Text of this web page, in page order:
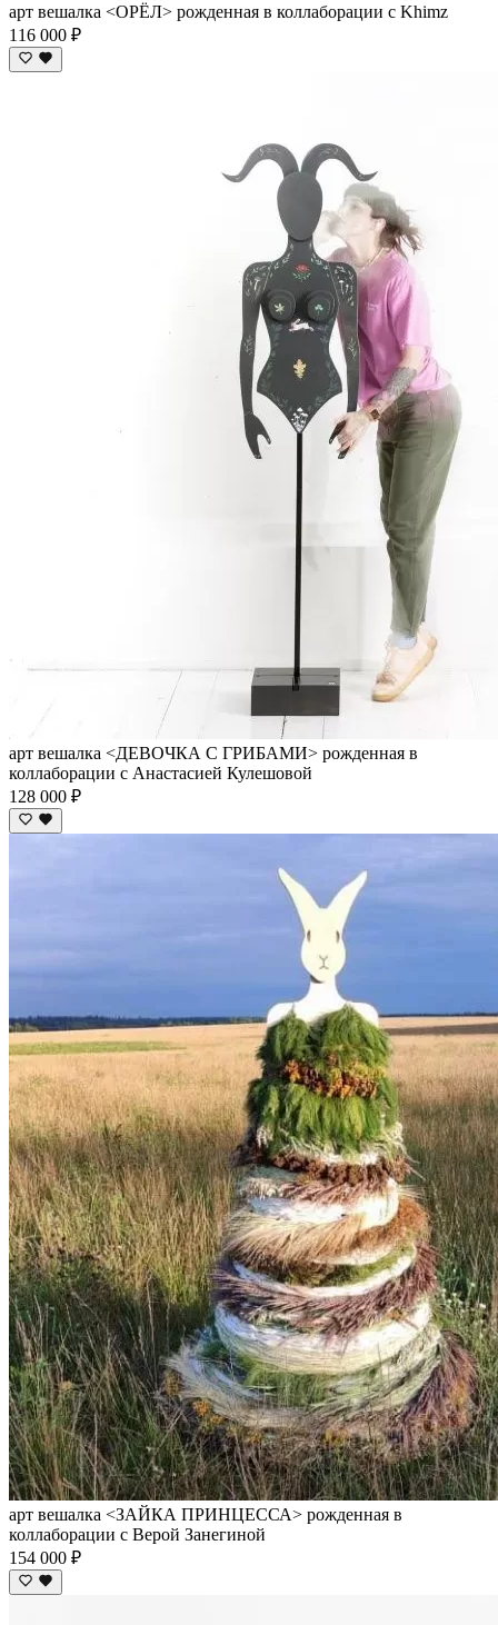
арт вешалка <ОРЁЛ> рожденная в коллаборации с Khimz
116 000 ₽
арт вешалка <ДЕВОЧКА С ГРИБАМИ> рожденная в
коллаборации с Анастасией Кулешовой
128 000 ₽
арт вешалка <ЗАЙКА ПРИНЦЕССА> рожденная в
коллаборации с Верой Занегиной
154 000 ₽